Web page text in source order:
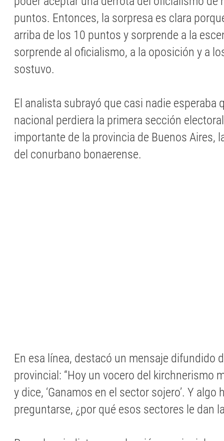
puntos. Entonces, la sorpresa es clara
arriba de los 10 puntos y sorprende a la
sorprende al oficialismo, a la oposición y a
sostuvo.
El analista subrayó que casi nadie esperaba
nacional perdiera la primera sección
importante de la provincia de Buenos Aires,
del conurbano bonaerense.
En esa línea, destacó un mensaje difundido
provincial: “Hoy un vocero del kirchnerismo
y dice, ‘Ganamos en el sector sojero’. Y algo
preguntarse, ¿por qué esos sectores le dan